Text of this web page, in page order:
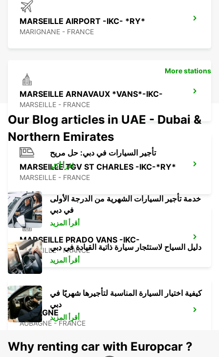
MARSEILLE AIRPORT -IKC- *RY*
MARIGNANE - FRANCE
MARSEILLE ARNAVAUX *VANS*-IKC-
MARSEILLE - FRANCE
MARSEILLE TGV ST CHARLES -IKC-*RY*
MARSEILLE - FRANCE
MARSEILLE PRADO VANS -IKC-
MARSEILLE - FRANCE
AUBAGNE
AUBAGNE - FRANCE
More stations
Our Blog articles in UAE - Dubai &
Northern Emirates
تأجير السيارات في دبي: حل مريح
اقرأ أكثر
خدمة تأجير السيارات الشهرية من الدرجة الأولى
في دبي
أقرأ المزيد
دليل السياح لاستئجار سيارة ذاتية القيادة في دبي
أقرأ المزيد
كيفية اختيار السيارة المناسبة لتأجيرها شهريًا في
دبي
أقرأ المزيد
Why renting car with Europcar ?